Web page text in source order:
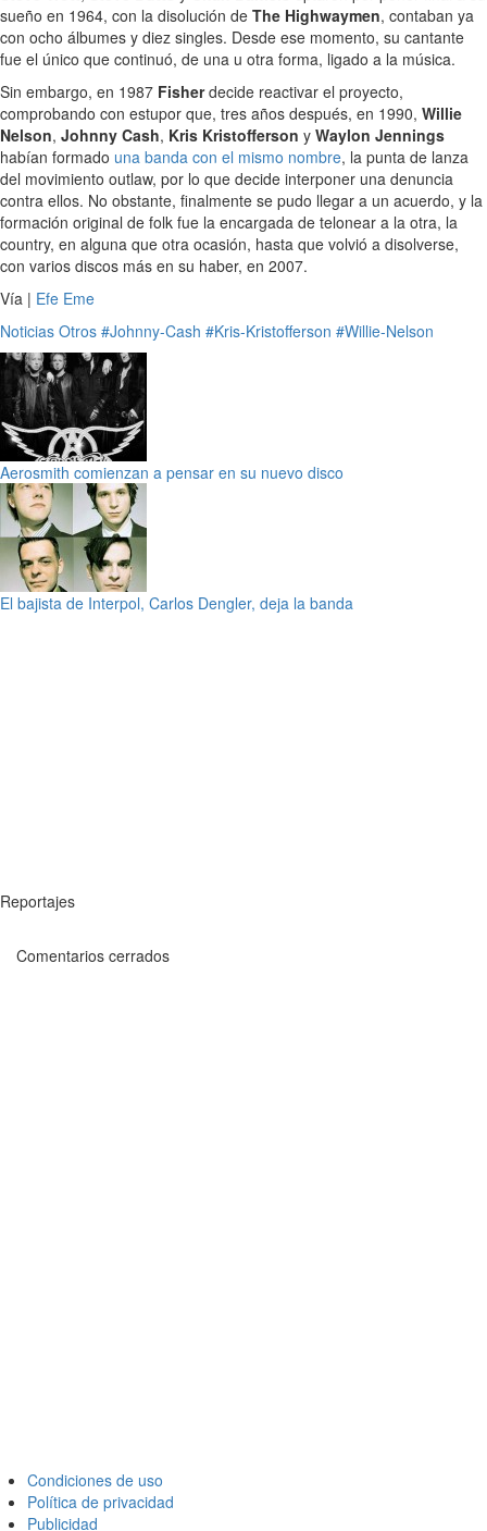
sueño en 1964, con la disolución de The Highwaymen, contaban ya
con ocho álbumes y diez singles. Desde ese momento, su cantante
fue el único que continuó, de una u otra forma, ligado a la música.
Sin embargo, en 1987 Fisherdecide reactivar el proyecto,
comprobando con estupor que, tres años después, en 1990, Willie
Nelson, Johnny Cash, Kris Kristofferson y Waylon Jennings
habían formado una banda con el mismo nombre, la punta de lanza
del movimiento outlaw, por lo que decide interponer una denuncia
contra ellos. No obstante, finalmente se pudo llegar a un acuerdo, y la
formación original de folk fue la encargada de telonear a la otra, la
country, en alguna que otra ocasión, hasta que volvió a disolverse,
con varios discos más en su haber, en 2007.
Vía | Efe Eme
Noticias Otros #Johnny-Cash #Kris-Kristofferson #Willie-Nelson
Aerosmith comienzan a pensar en su nuevo disco
El bajista de Interpol, Carlos Dengler, deja la banda
Reportajes
Comentarios cerrados
Condiciones de uso
Política de privacidad
Publicidad